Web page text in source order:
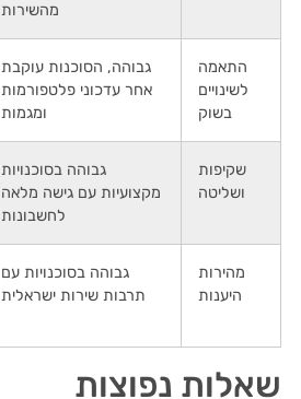
מהשירות
התאמה
לשינויים
בשוק
גבוהה, הסוכנות עוקבת
אחר עדכוני פלטפורמות
ומגמות
שקיפות
ושליטה
גבוהה בסוכנויות
מקצועיות עם גישה מלאה
לחשבונות
מהירות
היענות
גבוהה בסוכנויות עם
תרבות שירות ישראלית
שאלות נפוצות